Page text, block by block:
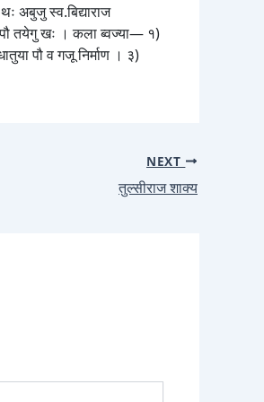
अबुजु स्व.बिद्याराज
तयेगु खः । कला ब्वज्या— १)
पौ व गजू निर्माण । ३)
NEXT
तुल्सीराज शाक्य